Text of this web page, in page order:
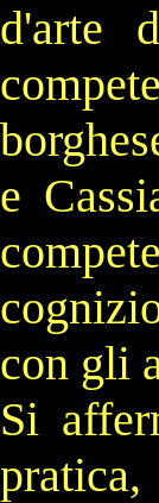
d'arte
e
con gli
Si